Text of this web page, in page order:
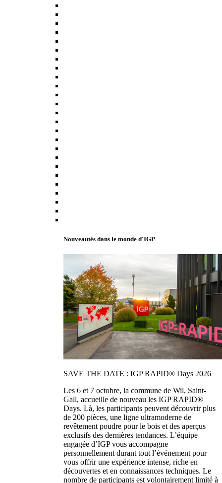
Nouveautés dans le monde d'IGP
SAVE THE DATE : IGP RAPID® Days 2026
Les 6 et 7 octobre, la commune de Wil, Saint-
Gall, accueille de nouveau les IGP RAPID®
Days. Là, les participants peuvent découvrir plus
de 200 pièces, une ligne ultramoderne de
revêtement poudre pour le bois et des aperçus
exclusifs des dernières tendances. L’équipe
engagée d’IGP vous accompagne
personnellement durant tout l’événement pour
vous offrir une expérience intense, riche en
découvertes et en connaissances techniques. Le
nombre de participants est volontairement limité à